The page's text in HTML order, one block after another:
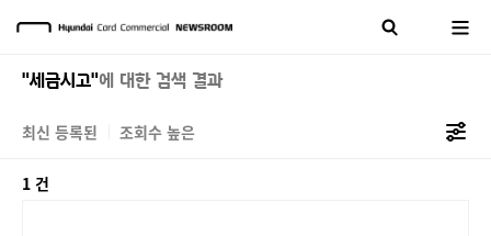
"세금시고"에 대한 검색 결과
최신 등록된 조회수 높은
1 건